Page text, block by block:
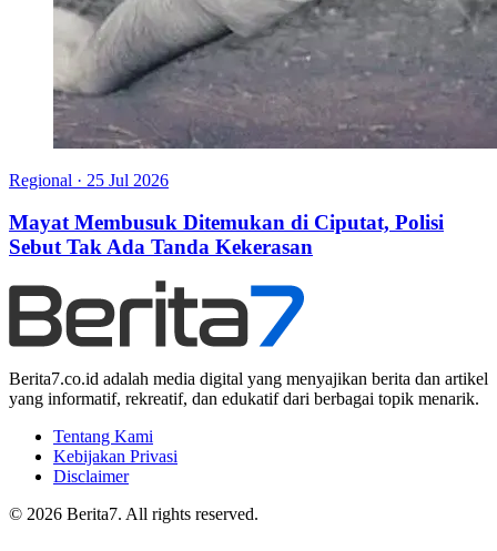
Regional · 25 Jul 2026
Mayat Membusuk Ditemukan di Ciputat, Polisi
Sebut Tak Ada Tanda Kekerasan
Berita7.co.id adalah media digital yang menyajikan berita dan artikel
yang informatif, rekreatif, dan edukatif dari berbagai topik menarik.
Tentang Kami
Kebijakan Privasi
Disclaimer
© 2026 Berita7. All rights reserved.